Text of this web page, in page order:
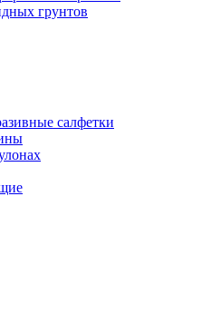
грунтов
салфетки